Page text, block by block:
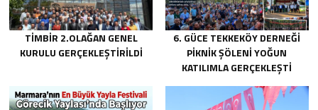
TİMBİR 2.OLAĞAN GENEL
KURULU GERÇEKLEŞTIRILDI
6. GÜCE TEKKEKÖY DERNEĞI
PIKNIK ŞÖLENI YOĞUN
KATILIMLA GERÇEKLEŞTI